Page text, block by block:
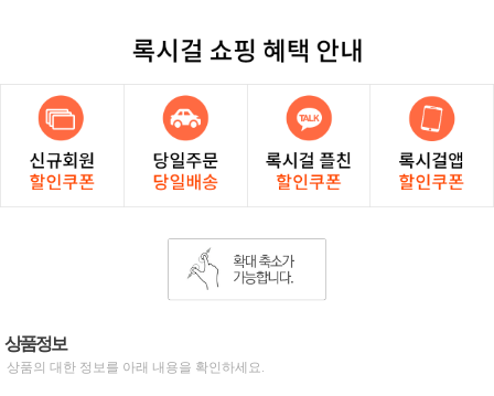
상품정보
상품의 대한 정보를 아래 내용을 확인하세요.